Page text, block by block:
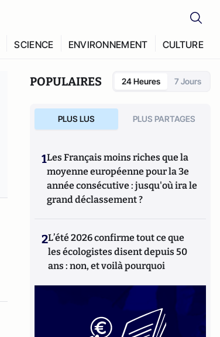
SCIENCE ENVIRONNEMENT CULTURE
POPULAIRES 24 Heures 7 Jours
PLUS LUS PLUS PARTAGES
1Les Français moins riches que la
moyenne européenne pour la 3e
année consécutive : jusqu'où ira le
grand déclassement ?
2L’été 2026 confirme tout ce que
les écologistes disent depuis 50
ans : non, et voilà pourquoi